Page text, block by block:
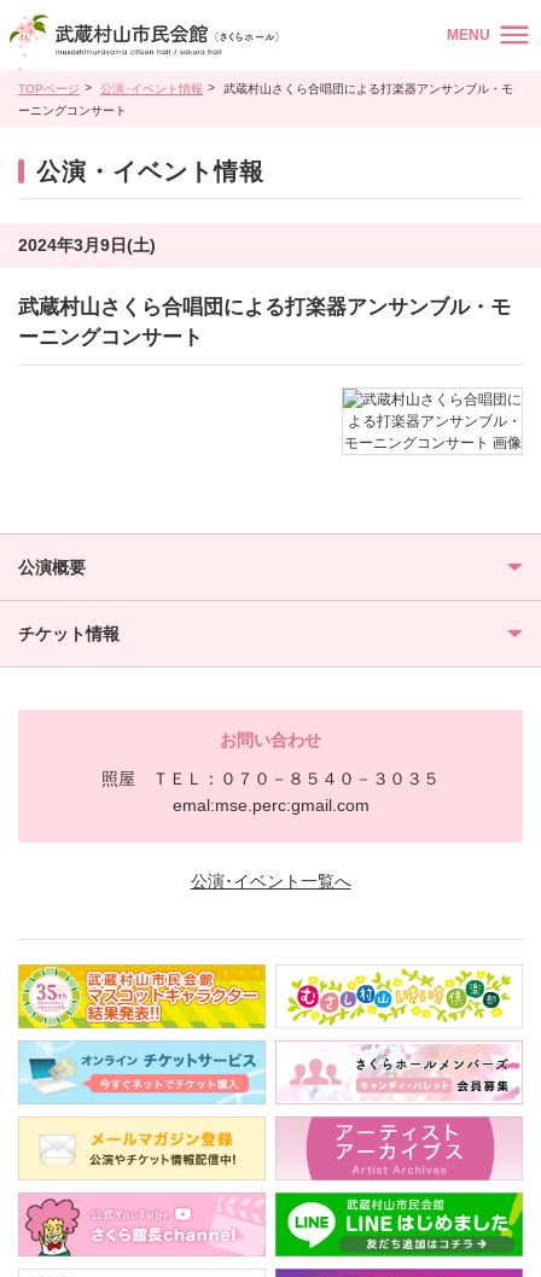
MENU
TOPページ 公演･イベント情報
武蔵村山さくら合唱団による打楽器アンサンブル・モ
ーニングコンサート
公演・イベント情報
2024年3月9日(土)
武蔵村山さくら合唱団による打楽器アンサンブル・モ
ーニングコンサート
公演概要
チケット情報
お問い合わせ
照屋 ＴＥＬ：０７０－８５４０－３０３５
emal:mse.perc:gmail.com
公演･イベント一覧へ